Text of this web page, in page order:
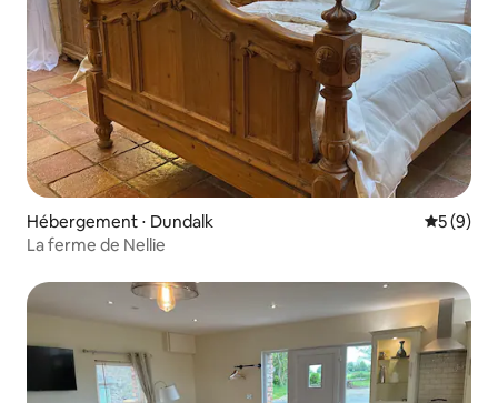
Hébergement ⋅ Dundalk
5 (9)
La ferme de Nellie